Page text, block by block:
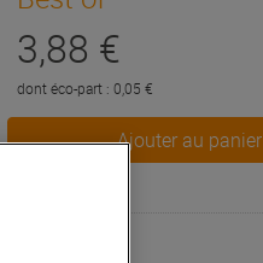
3,88 €
dont éco-part : 0,05 €
Ajouter au panier